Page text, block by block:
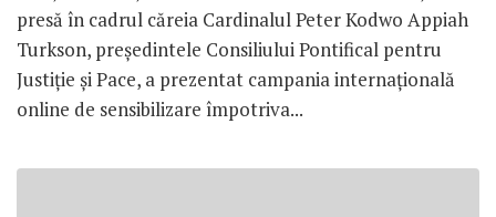
presă în cadrul căreia Cardinalul Peter Kodwo Appiah
Turkson, preşedintele Consiliului Pontifical pentru
Justiţie şi Pace, a prezentat campania internaţională
online de sensibilizare împotriva...